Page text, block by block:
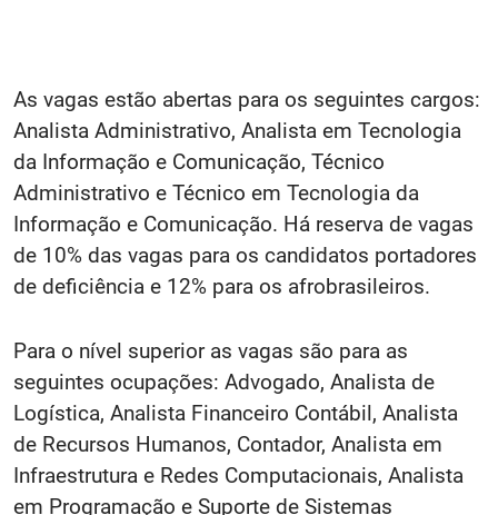
As vagas estão abertas para os seguintes cargos:
Analista Administrativo, Analista em Tecnologia
da Informação e Comunicação, Técnico
Administrativo e Técnico em Tecnologia da
Informação e Comunicação. Há reserva de vagas
de 10% das vagas para os candidatos portadores
de deficiência e 12% para os afrobrasileiros.
Para o nível superior as vagas são para as
seguintes ocupações: Advogado, Analista de
Logística, Analista Financeiro Contábil, Analista
de Recursos Humanos, Contador, Analista em
Infraestrutura e Redes Computacionais, Analista
em Programação e Suporte de Sistemas